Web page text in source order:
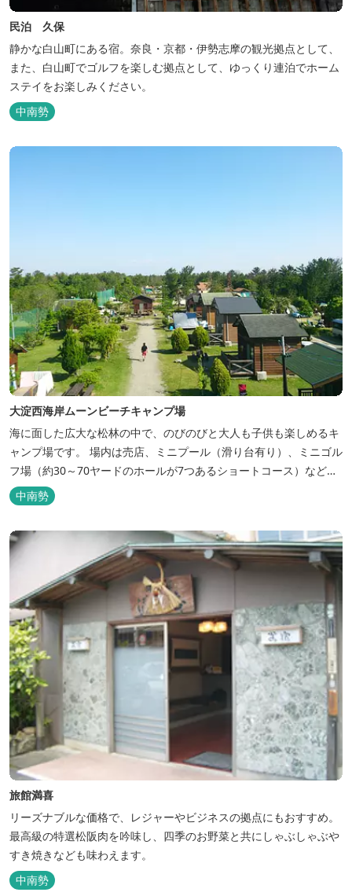
民泊 久保
静かな白山町にある宿。奈良・京都・伊勢志摩の観光拠点として、
また、白山町でゴルフを楽しむ拠点として、ゆっくり連泊でホーム
ステイをお楽しみください。
中南勢
大淀西海岸ムーンビーチキャンプ場
海に面した広大な松林の中で、のびのびと大人も子供も楽しめるキ
ャンプ場です。 場内は売店、ミニプール（滑り台有り）、ミニゴル
フ場（約30～70ヤードのホールが7つあるショートコース）なども
あります。 目の前の海では、海水浴など安心して楽しめます。周辺
観光地には、伊勢志摩国立公園の玄関口にあたります。
中南勢
旅館満喜
リーズナブルな価格で、レジャーやビジネスの拠点にもおすすめ。
最高級の特選松阪肉を吟味し、四季のお野菜と共にしゃぶしゃぶや
すき焼きなども味わえます。
中南勢